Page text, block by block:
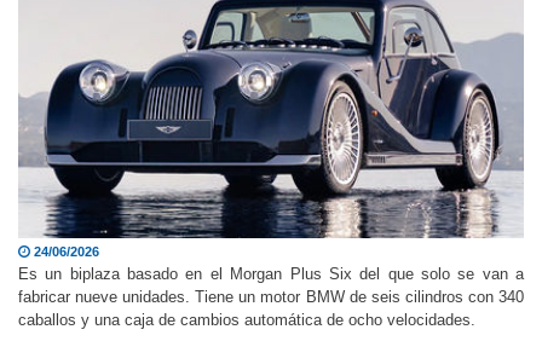
24/06/2026
Es un biplaza basado en el Morgan Plus Six del que solo se van a
fabricar nueve unidades. Tiene un motor BMW de seis cilindros con 340